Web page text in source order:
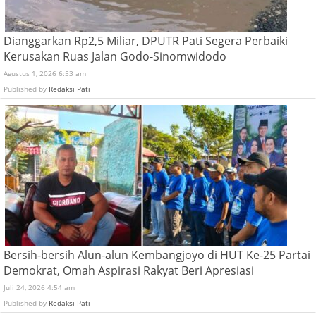
Dianggarkan Rp2,5 Miliar, DPUTR Pati Segera Perbaiki
Kerusakan Ruas Jalan Godo-Sinomwidodo
Agustus 1, 2026 6:53 am
Published by Redaksi Pati
Bersih-bersih Alun-alun Kembangjoyo di HUT Ke-25 Partai
Demokrat, Omah Aspirasi Rakyat Beri Apresiasi
Juli 24, 2026 4:54 am
Published by Redaksi Pati